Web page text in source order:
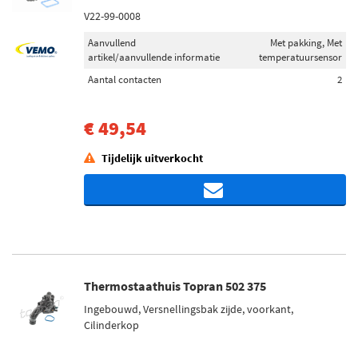
V22-99-0008
Aanvullend
artikel/aanvullende informatie
Met pakking, Met
temperatuursensor
Aantal contacten
2
€ 49,54
Tijdelijk uitverkocht
Thermostaathuis Topran 502 375
Ingebouwd, Versnellingsbak zijde, voorkant,
Cilinderkop